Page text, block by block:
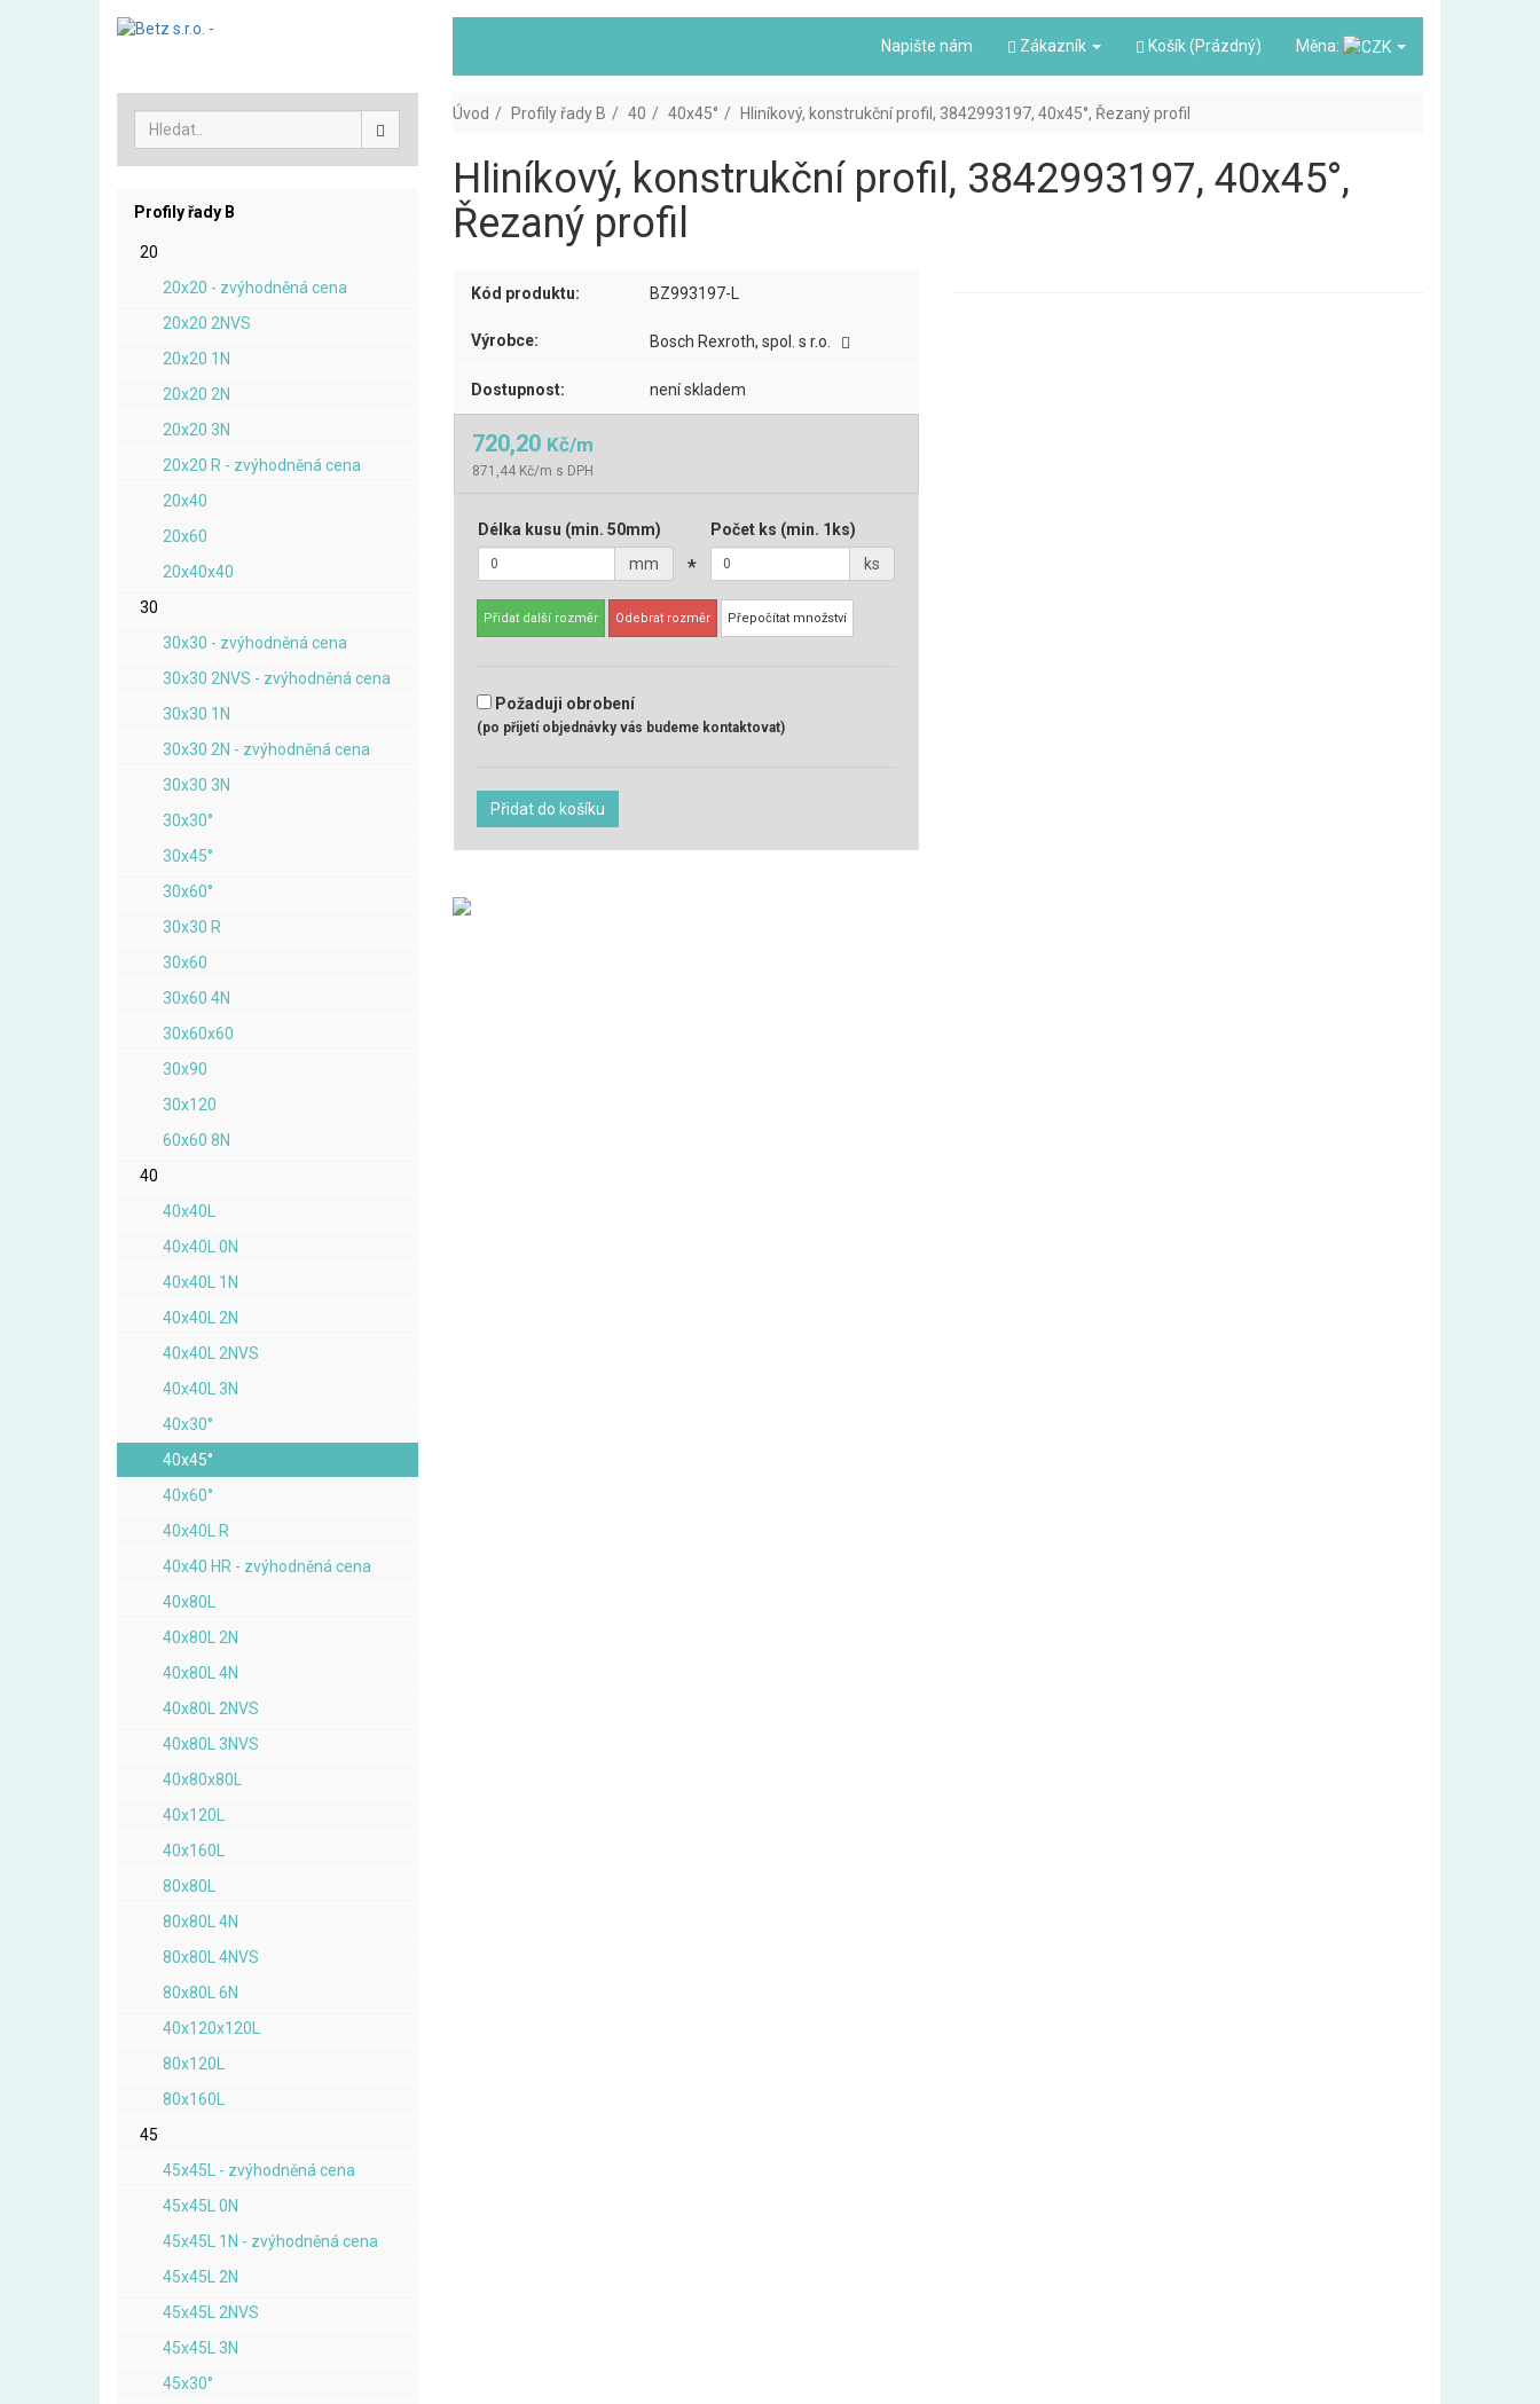
Napište nám Zákazník Košík (Prázdný) Měna:
Profily řady B
20
20x20 - zvýhodněná cena
20x20 2NVS
20x20 1N
20x20 2N
20x20 3N
20x20 R - zvýhodněná cena
20x40
20x60
20x40x40
30
30x30 - zvýhodněná cena
30x30 2NVS - zvýhodněná cena
30x30 1N
30x30 2N - zvýhodněná cena
30x30 3N
30x30°
30x45°
30x60°
30x30 R
30x60
30x60 4N
30x60x60
30x90
30x120
60x60 8N
40
40x40L
40x40L 0N
40x40L 1N
40x40L 2N
40x40L 2NVS
40x40L 3N
40x30°
40x45°
40x60°
40x40L R
40x40 HR - zvýhodněná cena
40x80L
40x80L 2N
40x80L 4N
40x80L 2NVS
40x80L 3NVS
40x80x80L
40x120L
40x160L
80x80L
80x80L 4N
80x80L 4NVS
80x80L 6N
40x120x120L
80x120L
80x160L
45
45x45L - zvýhodněná cena
45x45L 0N
45x45L 1N - zvýhodněná cena
45x45L 2N
45x45L 2NVS
45x45L 3N
45x30°
Úvod Profily řady B 40 40x45° Hliníkový, konstrukční profil, 3842993197, 40x45°, Řezaný profil
Hliníkový, konstrukční profil, 3842993197, 40x45°,
Řezaný profil
Kód produktu: BZ993197-L
Výrobce: Bosch Rexroth, spol. s r.o.
Dostupnost: není skladem
720,20 Kč/m
871,44 Kč/m s DPH
Délka kusu (min. 50mm)
mm
*
Počet ks (min. 1ks)
ks
Přidat další rozměr Odebrat rozměr Přepočítat množství
Požaduji obrobení
(po přijetí objednávky vás budeme kontaktovat)
Přidat do košíku